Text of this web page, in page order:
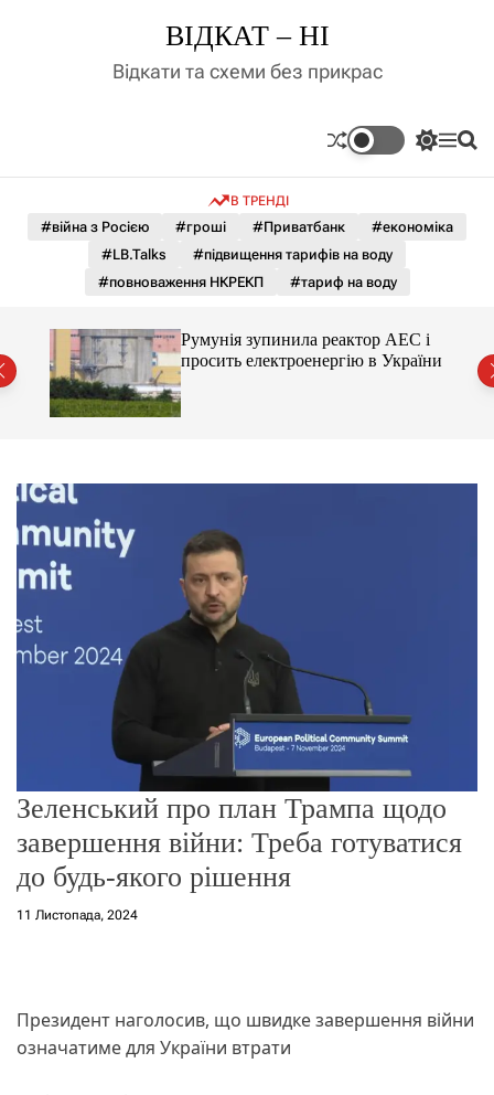
д
у
ВІДКАТ – НІ
Відкати та схеми без прикрас
П
м
к
а
о
л
ь
г
М П
В ТРЕНДІ
#війна з Росією #гроші #Приватбанк
#економіка
#LB.Talks
#підвищення тарифів на воду
#повноваження НКРЕКП
#тариф на воду
Румунія зупинила реактор АЕС і
просить електроенергію в України
Зеленський про план Трампа щодо
завершення війни: Треба готуватися
до будь-якого рішення
11 Листопада, 2024
Президент наголосив, що швидке завершення війни
означатиме для України втрати